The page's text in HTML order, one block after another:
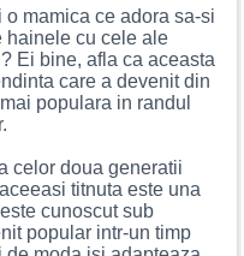
o mamica ce adora sa-si
hainele cu cele ale
Ei bine, afla ca aceasta
care a devenit din
populara in randul
celor doua generatii
titnuta este una
cunoscut sub
popular intr-un timp